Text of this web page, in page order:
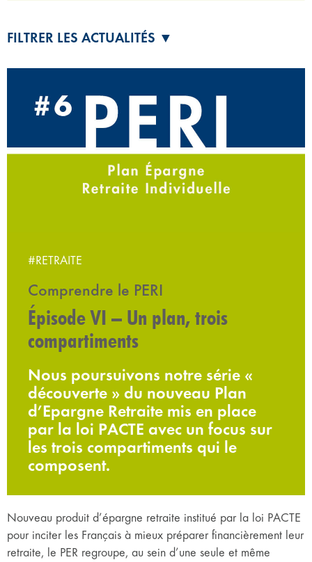
FILTRER LES ACTUALITÉS ▼
#RETRAITE
Comprendre le PERI
Épisode VI – Un plan, trois
compartiments
Nous poursuivons notre série «
découverte » du nouveau Plan
d’Epargne Retraite mis en place
par la loi PACTE avec un focus sur
les trois compartiments qui le
composent.
Nouveau produit d’épargne retraite institué par la loi PACTE
pour inciter les Français à mieux préparer financièrement leur
retraite, le PER regroupe, au sein d’une seule et même